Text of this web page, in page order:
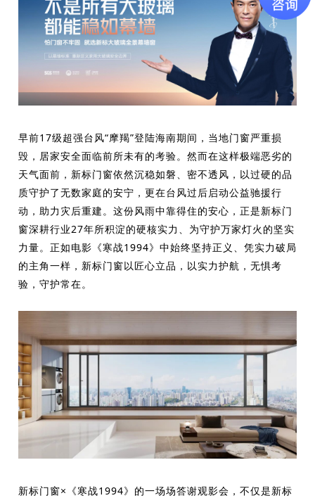
早前17级超强台风“摩羯”登陆海南期间，当地门窗严重损
毁，居家安全面临前所未有的考验。然而在这样极端恶劣的
天气面前，新标门窗依然沉稳如磐、密不透风，以过硬的品
质守护了无数家庭的安宁，更在台风过后启动公益驰援行
动，助力灾后重建。 这份风雨中靠得住的安心，正是新标门
窗深耕行业27年所积淀的硬核实力、为守护万家灯火的坚实
力量。正如电影《寒战1994》中始终坚持正义、凭实力破局
的主角一样，新标门窗以匠心立品，以实力护航，无惧考
验，守护常在。
新标门窗×《寒战1994》的一场场答谢观影会，不仅是新标